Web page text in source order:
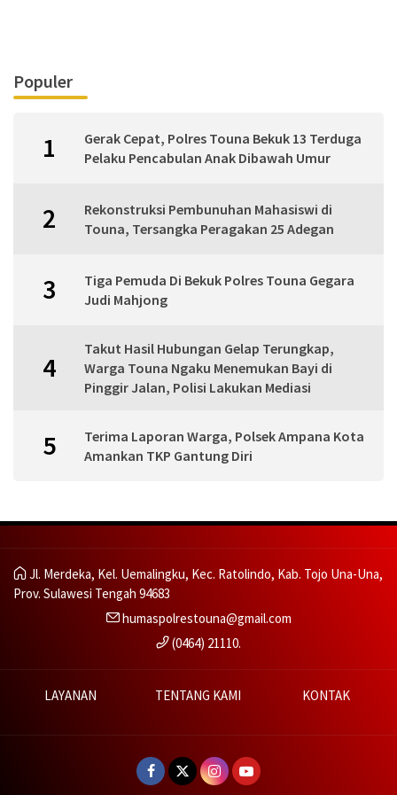
Populer
1
Gerak Cepat, Polres Touna Bekuk 13 Terduga
Pelaku Pencabulan Anak Dibawah Umur
2
Rekonstruksi Pembunuhan Mahasiswi di
Touna, Tersangka Peragakan 25 Adegan
3
Tiga Pemuda Di Bekuk Polres Touna Gegara
Judi Mahjong
4
Takut Hasil Hubungan Gelap Terungkap,
Warga Touna Ngaku Menemukan Bayi di
Pinggir Jalan, Polisi Lakukan Mediasi
5
Terima Laporan Warga, Polsek Ampana Kota
Amankan TKP Gantung Diri
Jl. Merdeka, Kel. Uemalingku, Kec. Ratolindo, Kab. Tojo Una-Una,
Prov. Sulawesi Tengah 94683
humaspolrestouna@gmail.com
(0464) 21110.
LAYANAN TENTANG KAMI KONTAK